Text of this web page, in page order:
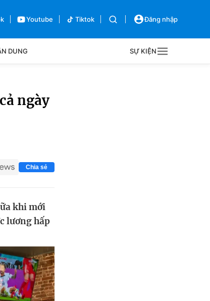
Youtube Tiktok Đăng nhập
DUNG SỰ KIỆN
ngày
Chia sẻ
khi mới
lương hấp